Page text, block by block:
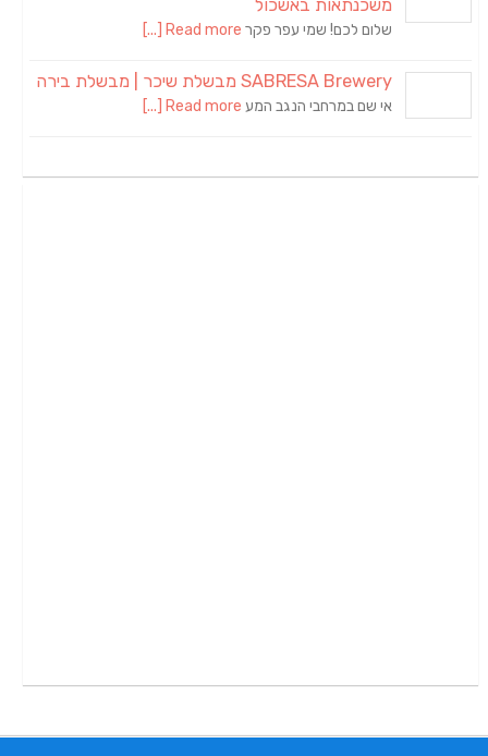
משכנתאות באשכול
שלום לכם! שמי עפר פקר Read more [...]
SABRESA Brewery מבשלת שיכר | מבשלת בירה
אי שם במרחבי הנגב המע Read more [...]